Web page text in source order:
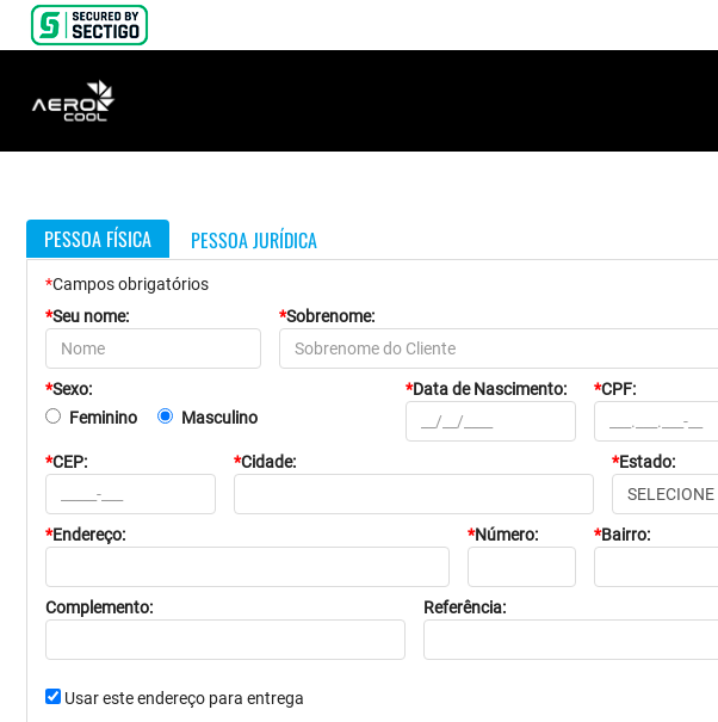
PESSOA FÍSICA PESSOA JURÍDICA
*Campos obrigatórios
*Seu nome: *Sobrenome:
*Sexo:
Feminino
Masculino
*Data de Nascimento: *CPF:
*CEP: *Cidade: *Estado:
*Endereço: *Número: *Bairro:
Complemento: Referência:
Usar este endereço para entrega